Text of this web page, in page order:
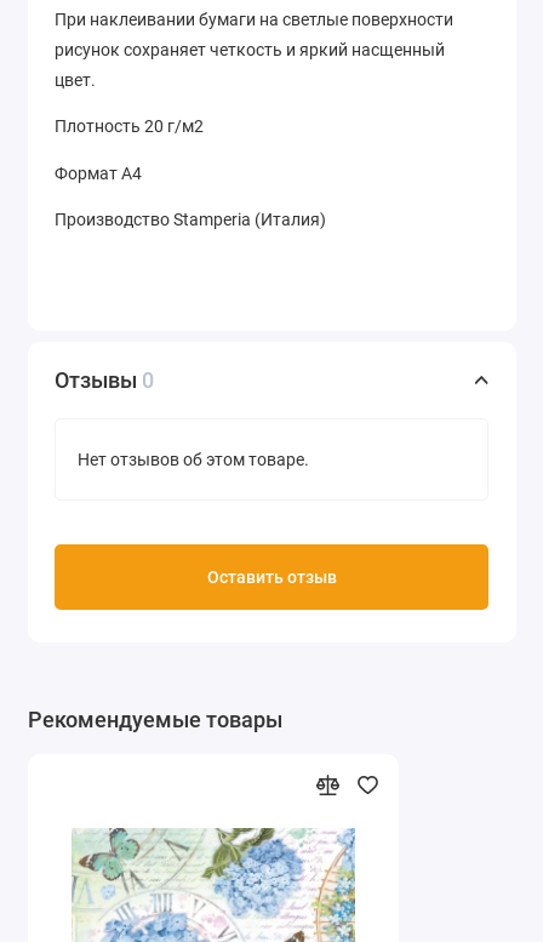
При наклеивании бумаги на светлые поверхности
рисунок сохраняет четкость и яркий насщенный
цвет.
Плотность 20 г/м2
Формат А4
Производство Stamperia (Италия)
Отзывы 0
Нет отзывов об этом товаре.
Оставить отзыв
Рекомендуемые товары